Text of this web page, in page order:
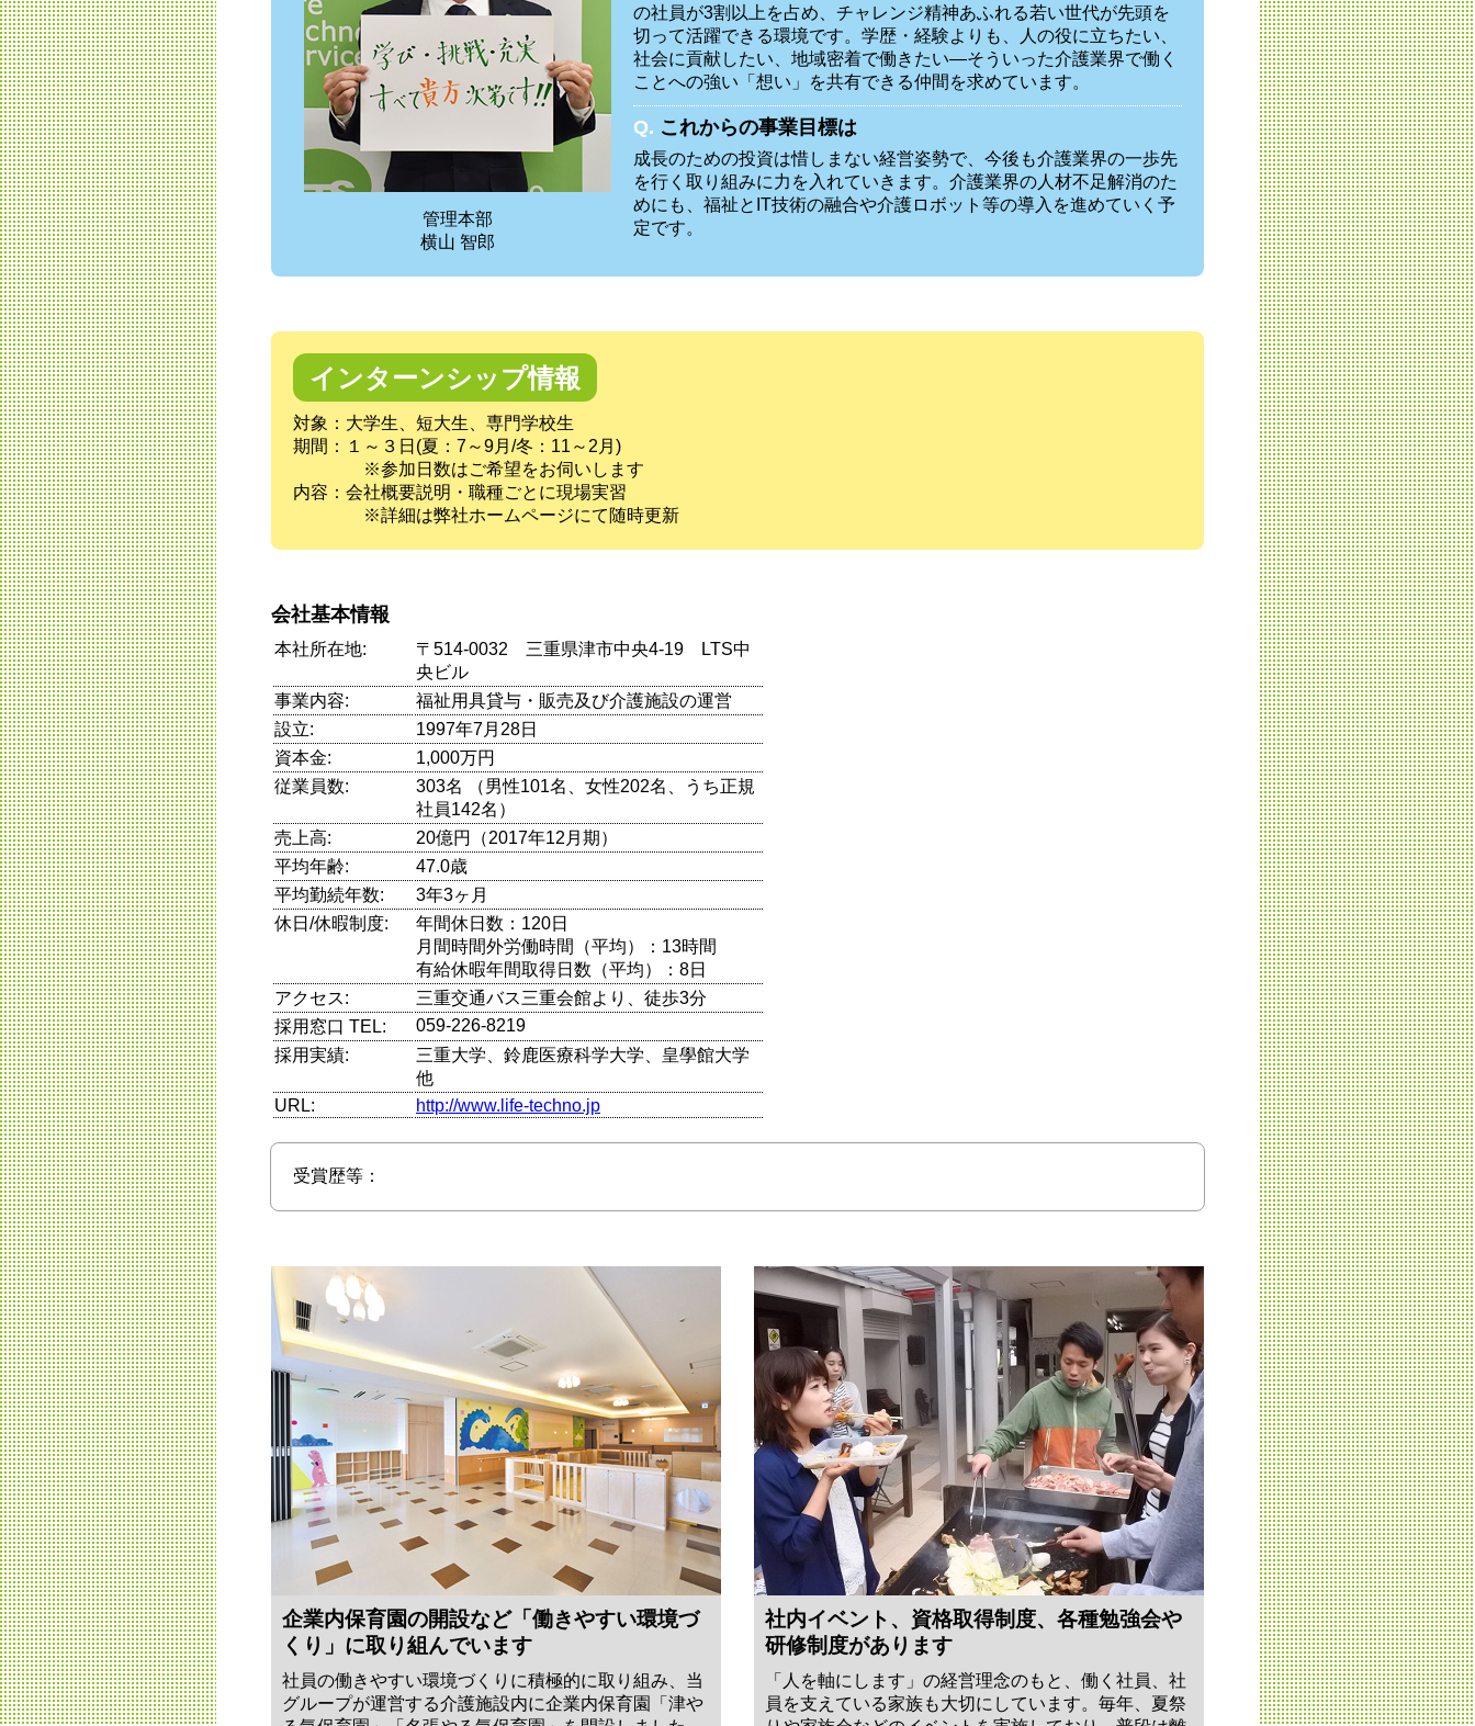
管理本部
横山 智郎
の社員が3割以上を占め、チャレンジ精神あふれる若い世代が先頭を
切って活躍できる環境です。学歴・経験よりも、人の役に立ちたい、
社会に貢献したい、地域密着で働きたい―そういった介護業界で働く
ことへの強い「想い」を共有できる仲間を求めています。
Q. これからの事業目標は
成長のための投資は惜しまない経営姿勢で、今後も介護業界の一歩先
を行く取り組みに力を入れていきます。介護業界の人材不足解消のた
めにも、福祉とIT技術の融合や介護ロボット等の導入を進めていく予
定です。
インターンシップ情報
対象：大学生、短大生、専門学校生
期間：１～３日(夏：7～9月/冬：11～2月)
※参加日数はご希望をお伺いします
内容：会社概要説明・職種ごとに現場実習
※詳細は弊社ホームページにて随時更新
会社基本情報
本社所在地:
〒514-0032 三重県津市中央4-19 LTS中
央ビル
事業内容:
福祉用具貸与・販売及び介護施設の運営
設立:
1997年7月28日
資本金:
1,000万円
従業員数:
303名 （男性101名、女性202名、うち正規
社員142名）
売上高:
20億円（2017年12月期）
平均年齢:
47.0歳
平均勤続年数:
3年3ヶ月
休日/休暇制度:
年間休日数：120日
月間時間外労働時間（平均）：13時間
有給休暇年間取得日数（平均）：8日
アクセス:
三重交通バス三重会館より、徒歩3分
採用窓口 TEL:
059-226-8219
採用実績:
三重大学、鈴鹿医療科学大学、皇學館大学
他
URL:
http://www.life-techno.jp
受賞歴等：
企業内保育園の開設など「働きやすい環境づ
くり」に取り組んでいます
社員の働きやすい環境づくりに積極的に取り組み、当
グループが運営する介護施設内に企業内保育園「津や
社内イベント、資格取得制度、各種勉強会や
研修制度があります
「人を軸にします」の経営理念のもと、働く社員、社
員を支えている家族も大切にしています。毎年、夏祭